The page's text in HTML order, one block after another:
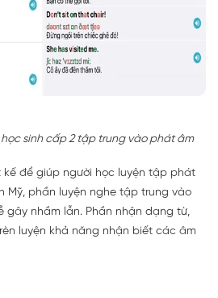
sinh cấp 2 tập trung vào phát âm
kế để giúp người học luyện tập phát
Mỹ, phần luyện nghe tập trung vào
gây nhầm lẫn. Phần nhận dạng từ,
luyện khả năng nhận biết các âm